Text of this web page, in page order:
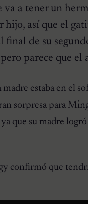
va a tener un
hijo, así que el
final de su
parece que
estaba en el
sorpresa para
que su madre
confirmó que